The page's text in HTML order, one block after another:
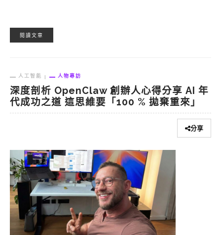
閱讀文章
人工智能 人物專訪
深度剖析 OpenClaw 創辦人心得分享 AI 年
代成功之道 這思維要「100 % 拋棄重來」
分享